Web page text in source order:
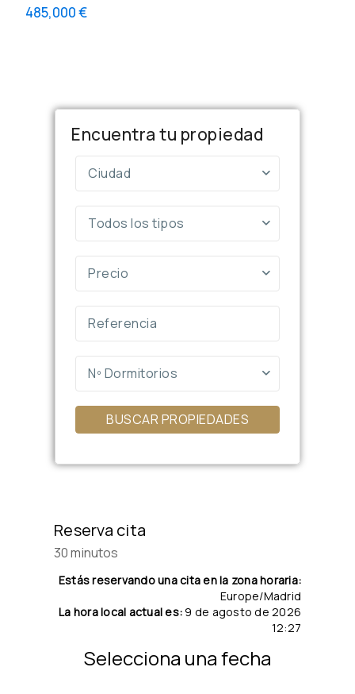
485,000 €
Encuentra tu propiedad
Ciudad
Todos los tipos
Precio
Nº Dormitorios
BUSCAR PROPIEDADES